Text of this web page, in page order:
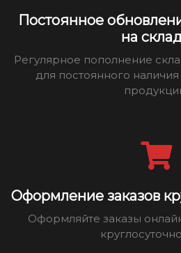
Постоянное
на
Регулярное пополнение
для постоянного
Оформление заказов
Оформляйте заказы